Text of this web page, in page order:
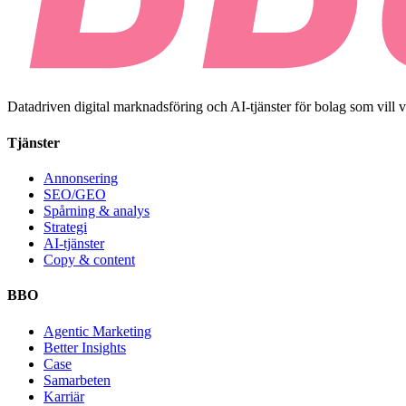
Datadriven digital marknadsföring och AI-tjänster för bolag som vill
Tjänster
Annonsering
SEO/GEO
Spårning & analys
Strategi
AI-tjänster
Copy & content
BBO
Agentic Marketing
Better Insights
Case
Samarbeten
Karriär